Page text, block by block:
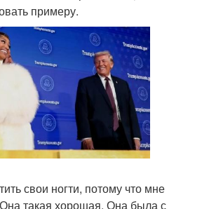
примеру.
свои ногти, потому что мне
Она такая хорошая. Она была с